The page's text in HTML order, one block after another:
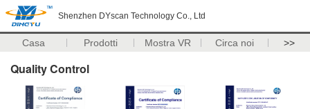
Shenzhen DYscan Technology Co., Ltd
Casa Prodotti Mostra VR Circa noi >>
Quality Control